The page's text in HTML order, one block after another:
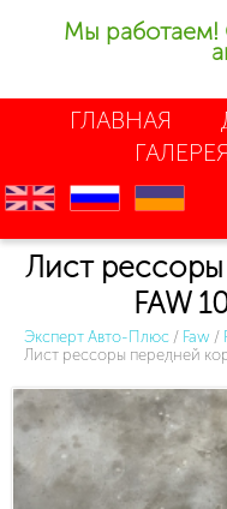
Мы работаем!
ГЛАВНАЯ
ГАЛЕРЕЯ
en ru uk
Лист
FAW
Эксперт Авто-Плюс / Faw /
Лист рессоры передней